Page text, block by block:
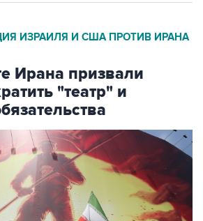
ИЗРАИЛЯ И США ПРОТИВ ИРАНА
Ирана призвали
"театр" и